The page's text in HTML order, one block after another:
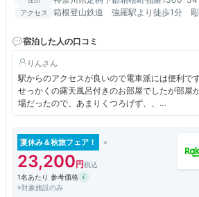
アクセス
箱根登山鉄道 強羅駅より徒歩1分 彫
宿泊した人の口コミ
りん
駅からのアクセスが良いので電車派には便利です
せっかくの露天風呂付きのお部屋でしたが部屋
場だったので、あまりくつろげず、、
お部屋の内装もわりと普通でした。(映えない笑)
分たちの番になっても待ってる人がいると思う
風呂も特に景色は見えません。つくりも簡素で
の方とか大変そうだなーと思いました。
大浴場の方は木造のちょっと古い感じがするも
たです！ただ雨が降っていたのですが、露天風
夏休み＆秋旅フェア！
23,200
1名あたり 参考価格
※対象施設のみ